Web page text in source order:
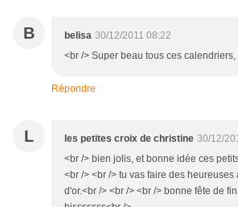
B belisa 30/12/2011 08:22
<br /> Super beau tous ces calendriers,
Répondre
L les petites croix de christine 30/12/
<br /> bien jolis, et bonne idée ces
<br /> <br /> tu vas faire des
d'or.<br /> <br /> <br /> bonne fête de